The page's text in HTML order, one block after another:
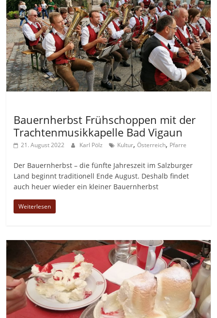
Bauernherbst Frühschoppen mit der
Trachtenmusikkapelle Bad Vigaun
21. August 2022 Karl Pölz Kultur,Österreich, Pfarre
Der Bauernherbst – die fünfte Jahreszeit im Salzburger
Land beginnt traditionell Ende August. Deshalb findet
auch heuer wieder ein kleiner Bauernherbst
Weiterlesen